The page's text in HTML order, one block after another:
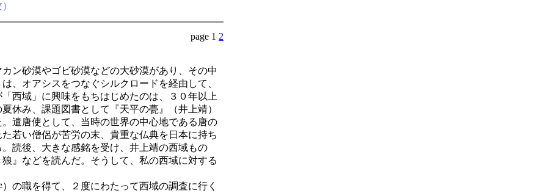
page 1 2
ン砂漠やゴビ砂漠などの大砂漠があり、その中
、オアシスをつなぐシルクロードを経由して、
西域」に興味をもちはじめたのは、３０年以上
休み、課題図書として『天平の甍』（井上靖）
遣唐使として、当時の世界の中心地である唐の
若い僧侶が苦労の末、貴重な仏典を日本に持ち
読後、大きな感銘を受け、井上靖の西域もの
狼』などを読んだ。そうして、私の西域に対する
の職を得て、２度にわたって西域の調査に行く